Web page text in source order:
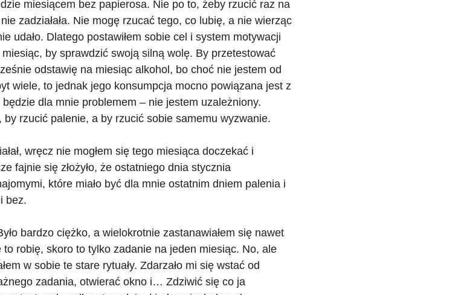
miesiącem bez papierosa. Nie po to, żeby rzucić raz na
zadziałała. Nie mogę rzucać tego, co lubię, a nie wierząc
udało. Dlatego postawiłem sobie cel i system motywacji
miesiąc, by sprawdzić swoją silną wolę. By przetestować
odstawię na miesiąc alkohol, bo choć nie jestem od
wiele, to jednak jego konsumpcja mocno powiązana jest z
dla mnie problemem – nie jestem uzależniony.
by rzucić palenie, a by rzucić sobie samemu wyzwanie.
wręcz nie mogłem się tego miesiąca doczekać i
fajnie się złożyło, że ostatniego dnia stycznia
które miało być dla mnie ostatnim dniem palenia i
bez.
bardzo ciężko, a wielokrotnie zastanawiałem się nawet
to robię, skoro to tylko zadanie na jeden miesiąc. No, ale
w sobie te stare rytuały. Zdarzało mi się wstać od
zadania, otwierać okno i… Zdziwić się co ja